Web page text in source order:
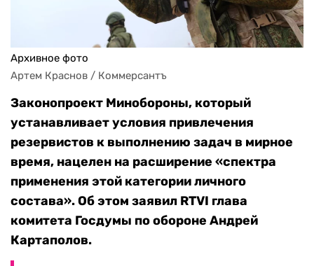
Архивное фото
Артем Краснов / Коммерсантъ
Законопроект Минобороны, который
устанавливает условия привлечения
резервистов к выполнению задач в мирное
время, нацелен на расширение «спектра
применения этой категории личного
состава». Об этом заявил RTVI глава
комитета Госдумы по обороне Андрей
Картаполов.